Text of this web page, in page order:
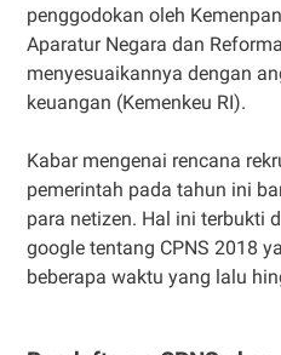
penggodokan oleh
Aparatur Negara dan
menyesuaikannya dengan
keuangan (Kemenkeu RI).
Kabar mengenai rencana
pemerintah pada tahun ini
para netizen. Hal ini terbukti
google tentang CPNS 2018
beberapa waktu yang lalu